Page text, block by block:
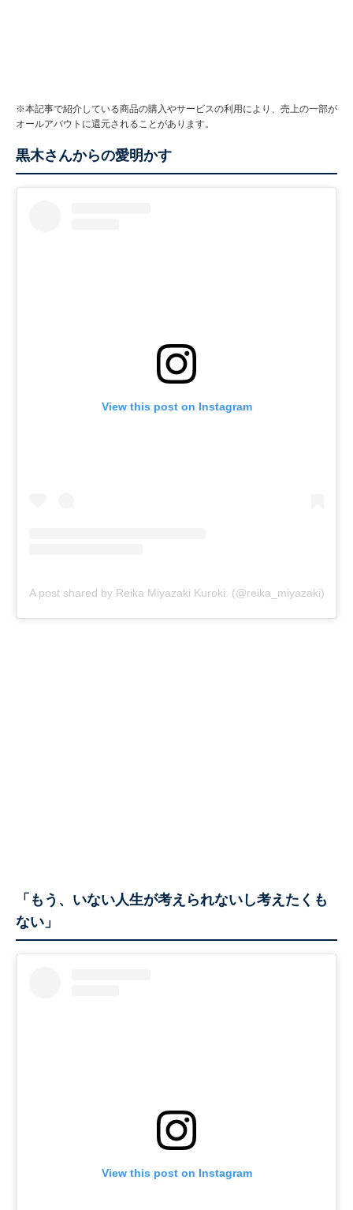
※本記事で紹介している商品の購入やサービスの利用により、売上の一部が
オールアバウトに還元されることがあります。
黒木さんからの愛明かす
View this post on Instagram
A post shared by Reika Miyazaki Kuroki. (@reika_miyazaki)
「もう、いない人生が考えられないし考えたくも
ない」
View this post on Instagram